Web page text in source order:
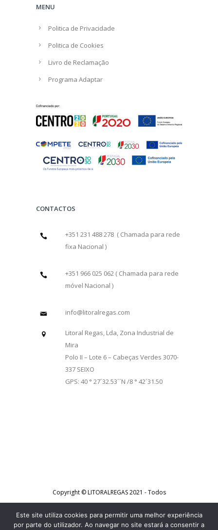
MENU
Politica de Privacidade
Politica de Cookies
Livro de Reclamação
Programa Adaptar
CONTACTOS
+351 231 488 278 ( Chamada para rede
fixa Nacional )
+351 966 025 062 ( Chamada para rede
móvel Nacional )
info@litoralregas.com
Litoral Regas, Lda, Zona Industrial de
Mira
Polo II – Lote 6 – Cabeças Verdes 3070-
337 SEIXO
GPS: 40 ° 27´32.53´´N /8 ° 42´31.50
Copyright © LITORALREGAS 2021 - Todos
porJCW
Este site utiliza cookies para permitir uma melhor experiência
por parte do utilizador. Ao navegar no site estará a consentir a